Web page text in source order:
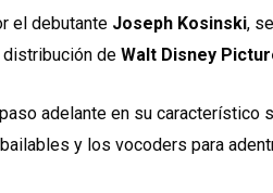
el debutante Joseph Kosinski,
distribución deWalt Disney
adelante en su característico
y los vocoders para